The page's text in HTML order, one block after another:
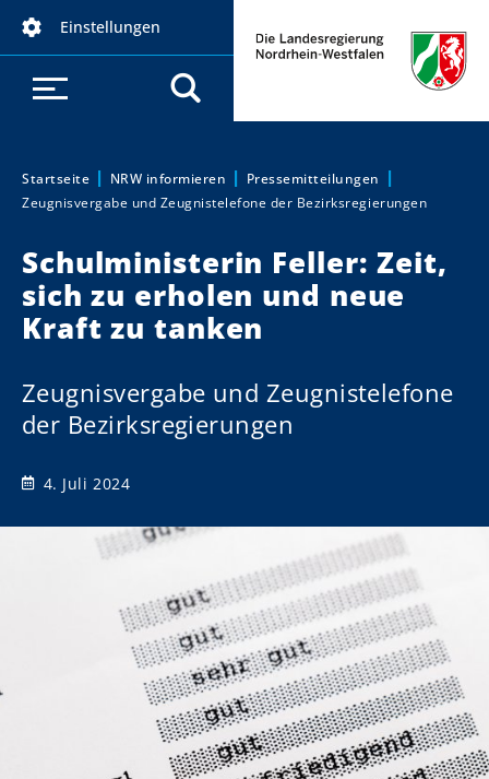
Einstellungen
Sie sind hier:
Startseite NRW informieren
Pressemitteilungen
Zeugnisvergabe und Zeugnistelefone der Bezirksregierungen
Schulministerin Feller: Zeit,
sich zu erholen und neue
Kraft zu tanken
Zeugnisvergabe und Zeugnistelefone
der Bezirksregierungen
4. Juli 2024